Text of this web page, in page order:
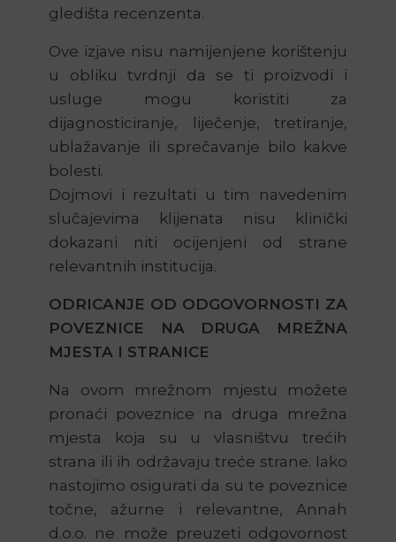
gledišta recenzenta.
Ove izjave nisu namijenjene korištenju
u obliku tvrdnji da se ti proizvodi i
usluge mogu koristiti za
dijagnosticiranje, liječenje, tretiranje,
ublažavanje ili sprečavanje bilo kakve
bolesti.
Dojmovi i rezultati u tim navedenim
slučajevima klijenata nisu klinički
dokazani niti ocijenjeni od strane
relevantnih institucija.
ODRICANJE OD ODGOVORNOSTI ZA
POVEZNICE NA DRUGA MREŽNA
MJESTA I STRANICE
Na ovom mrežnom mjestu možete
pronaći poveznice na druga mrežna
mjesta koja su u vlasništvu trećih
strana ili ih održavaju treće strane. Iako
nastojimo osigurati da su te poveznice
točne, ažurne i relevantne, Annah
d.o.o. ne može preuzeti odgovornost